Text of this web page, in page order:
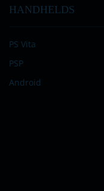
HANDHELDS
PS Vita
PSP
Android